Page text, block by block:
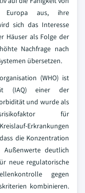
Europa aus, ihre
sich das Interesse
Häuser als Folge der
Nachfrage nach
übersetzen.
(WHO) ist
(IAQ) einer der
und wurde als
für
Erkrankungen
die Konzentration
deutlich
neue regulatorische
gegen
kombinieren.